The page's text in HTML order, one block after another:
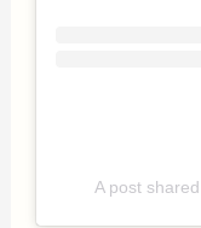
A post